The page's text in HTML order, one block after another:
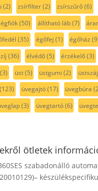
(2) zsírfilter(2) zsírszűrő(6)
(50) állítható láb(7)
(35) égőfej (1) égőház
(36) élvédő(5) érzékelő(3)
(3) üst(5) üstgumi (2)
(123) üvegajtó(17) üvegbúra
(3) üvegtartó(6)
ötletek
szabadonálló